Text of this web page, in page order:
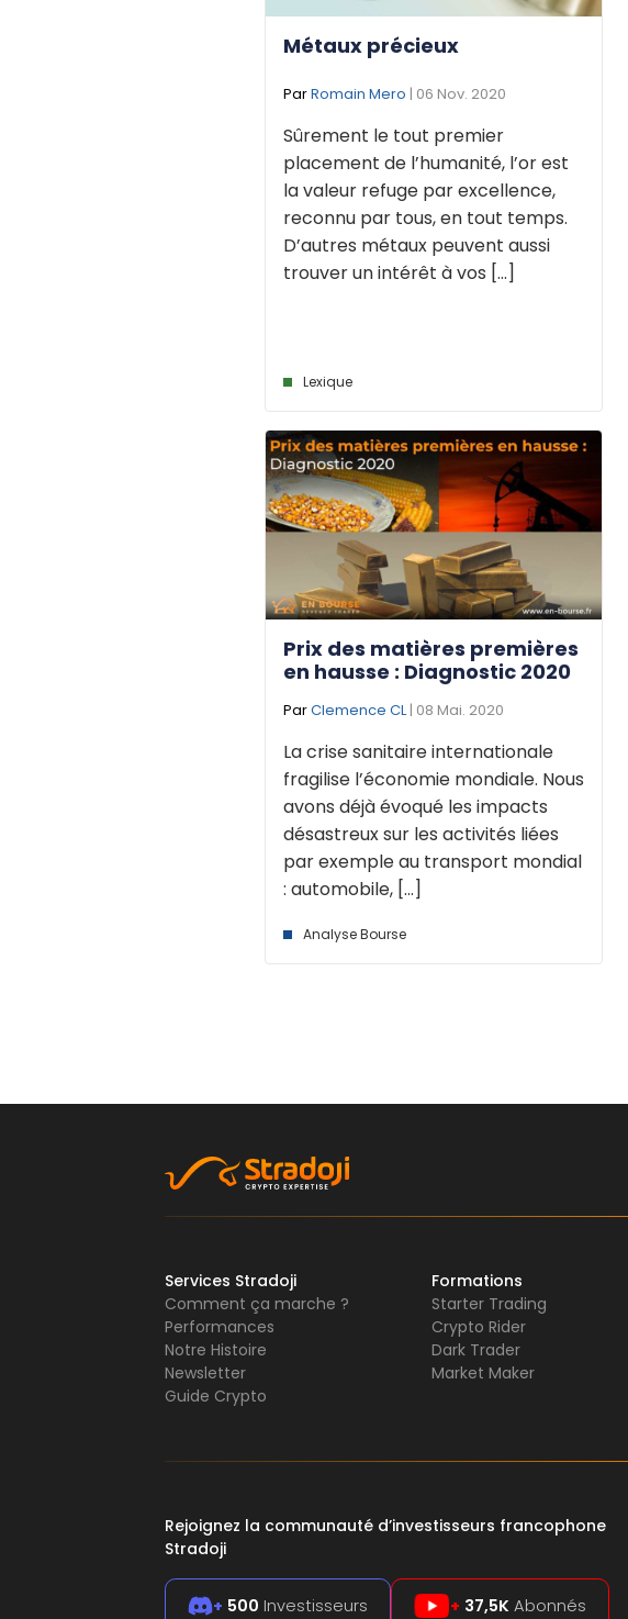
Métaux précieux
ParRomain Mero | 06 Nov. 2020
Sûrement le tout premier
placement de l’humanité, l’or est
la valeur refuge par excellence,
reconnu par tous, en tout temps.
D’autres métaux peuvent aussi
trouver un intérêt à vos [...]
Lexique
Prix des matières premières
en hausse : Diagnostic 2020
ParClemence CL| 08 Mai. 2020
La crise sanitaire internationale
fragilise l’économie mondiale. Nous
avons déjà évoqué les impacts
désastreux sur les activités liées
par exemple au transport mondial
: automobile, [...]
Analyse Bourse
Services Stradoji
Comment ça marche ?
Performances
Notre Histoire
Newsletter
Guide Crypto
Formations
Starter Trading
Crypto Rider
Dark Trader
Market Maker
Rejoignez la communauté d’investisseurs francophone
Stradoji
+ 500 Investisseurs + 37,5K Abonnés